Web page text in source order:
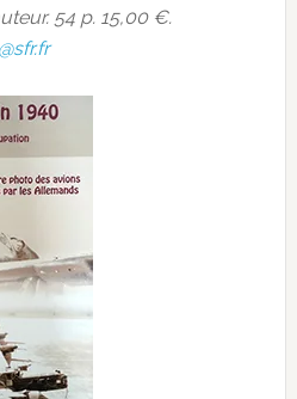
54 p. 15,00 €.